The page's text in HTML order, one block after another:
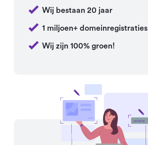
Wij bestaan 20 jaar
1 miljoen+ domeinregistraties
Wij zijn 100% groen!